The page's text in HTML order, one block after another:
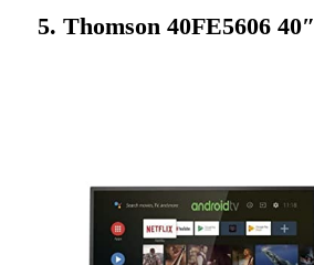
5. Thomson 40FE5606 40″